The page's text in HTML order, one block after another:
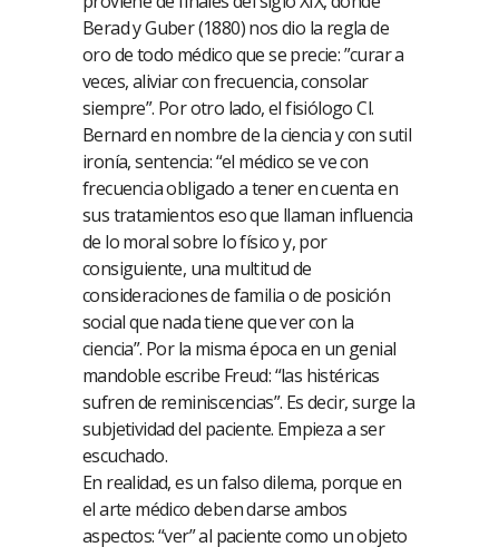
Berad y Guber (1880) nos dio la regla de
oro de todo médico que se precie: ”curar a
veces, aliviar con frecuencia, consolar
siempre”. Por otro lado, el fisiólogo Cl.
Bernard en nombre de la ciencia y con sutil
ironía, sentencia: “el médico se ve con
frecuencia obligado a tener en cuenta en
sus tratamientos eso que llaman influencia
de lo moral sobre lo físico y, por
consiguiente, una multitud de
consideraciones de familia o de posición
social que nada tiene que ver con la
ciencia”. Por la misma época en un genial
mandoble escribe Freud: “las histéricas
sufren de reminiscencias”. Es decir, surge la
subjetividad del paciente. Empieza a ser
escuchado.
En realidad, es un falso dilema, porque en
el arte médico deben darse ambos
aspectos: “ver” al paciente como un objeto